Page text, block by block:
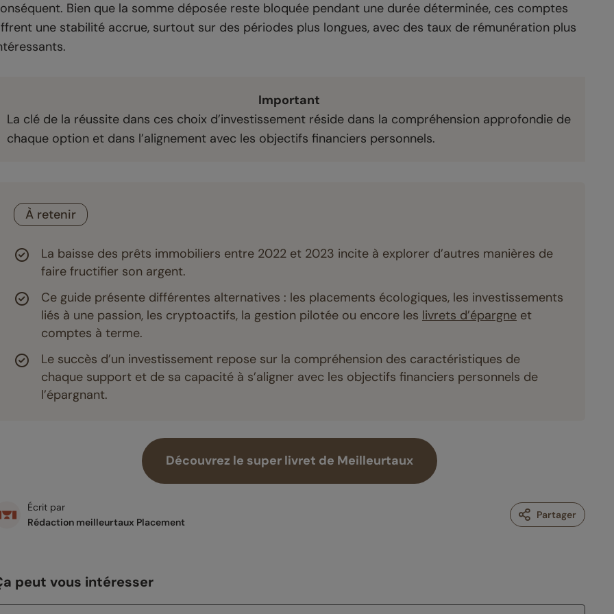
Bien que la somme déposée reste bloquée pendant une durée déterminée, ces comptes
une stabilité accrue, surtout sur des périodes plus longues, avec des taux de rémunération plus
Important
La clé de la réussite dans ces choix d’investissement réside dans la compréhension approfondie de
chaque option et dans l’alignement avec les objectifs financiers personnels.
À retenir
La baisse des prêts immobiliers entre 2022 et 2023 incite à explorer d’autres manières de
faire fructifier son argent.
Ce guide présente différentes alternatives : les placements écologiques, les investissements
liés à une passion, les cryptoactifs, la gestion pilotée ou encore les livrets d’épargne et
comptes à terme.
Le succès d’un investissement repose sur la compréhension des caractéristiques de
chaque support et de sa capacité à s’aligner avec les objectifs financiers personnels de
l’épargnant.
Découvrez le super livret de Meilleurtaux
Écrit par
Rédaction meilleurtaux Placement
Partager
peut vous intéresser